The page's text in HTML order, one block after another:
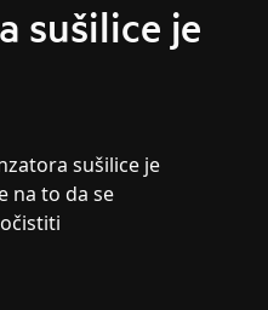
sušilice je
sušilice je
na to da se